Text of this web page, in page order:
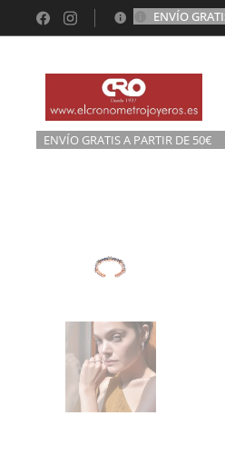
ENVÍO
ENVÍO GRATIS A PARTIR DE 50€💫